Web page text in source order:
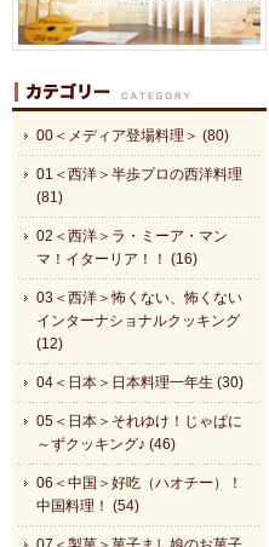
00＜メディア登場料理＞ (80)
01＜西洋＞半歩プロの西洋料理
(81)
02＜西洋＞ラ・ミーア・マン
マ！イターリア！！ (16)
03＜西洋＞怖くない、怖くない
インターナショナルクッキング
(12)
04＜日本＞日本料理一年生 (30)
05＜日本＞それゆけ！じゃぱに
～ずクッキング♪ (46)
06＜中国＞好吃（ハオチー）！
中国料理！ (54)